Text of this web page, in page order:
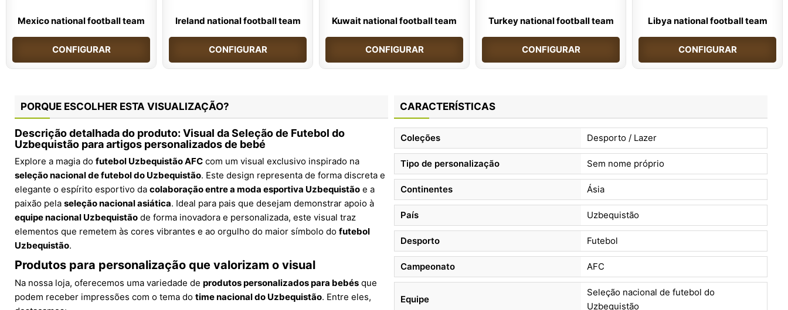
Mexico national football team
CONFIGURAR
Ireland national football team
CONFIGURAR
Kuwait national football team
CONFIGURAR
Turkey national football team
CONFIGURAR
Libya national football team
CONFIGURAR
PORQUE ESCOLHER ESTA VISUALIZAÇÃO?
Descrição detalhada do produto: Visual da Seleção de Futebol do
Uzbequistão para artigos personalizados de bebé
Explore a magia do futebol Uzbequistão AFC com um visual exclusivo inspirado na
seleção nacional de futebol do Uzbequistão. Este design representa de forma discreta e
elegante o espírito esportivo da colaboração entre a moda esportiva Uzbequistão e a
paixão pela seleção nacional asiática. Ideal para pais que desejam demonstrar apoio à
equipe nacional Uzbequistão de forma inovadora e personalizada, este visual traz
elementos que remetem às cores vibrantes e ao orgulho do maior símbolo do futebol
Uzbequistão.
Produtos para personalização que valorizam o visual
Na nossa loja, oferecemos uma variedade de produtos personalizados para bebés que
podem receber impressões com o tema do time nacional do Uzbequistão. Entre eles,
CARACTERÍSTICAS
Coleções Desporto / Lazer
Tipo de personalização Sem nome próprio
Continentes Ásia
País Uzbequistão
Desporto Futebol
Campeonato AFC
Equipe
Seleção nacional de futebol do
Uzbequistão